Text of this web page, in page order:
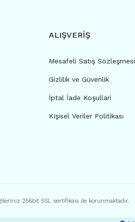
ALIŞVERİŞ
Mesafeli Satış Sözleşmesi
Gizlilik ve Güvenlik
İptal İade Koşullari
Kişisel Veriler Politikası
256bit SSL sertifikası ile korunmaktadır.